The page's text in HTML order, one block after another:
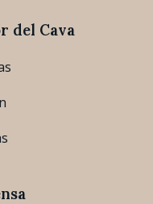
del Cava